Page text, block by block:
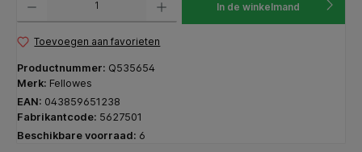
In de winkelmand
Toevoegen aan favorieten
Productnummer: Q535654
Merk: Fellowes
EAN: 043859651238
Fabrikantcode: 5627501
Beschikbare voorraad: 6